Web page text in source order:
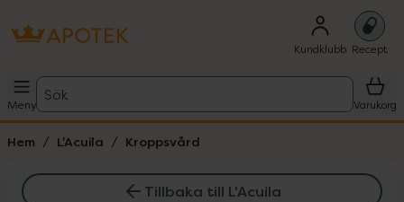
Kundklubb Recept
Meny
Sök
Varukorg
Hem L'Acuila Kroppsvård
Tillbaka till L'Acuila